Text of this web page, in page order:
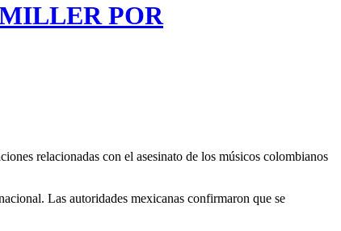
POR
relacionadas con el asesinato de los músicos colombianos
Las autoridades mexicanas confirmaron que se